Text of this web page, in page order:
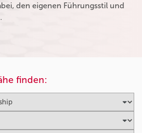
den eigenen Führungsstil und
finden: